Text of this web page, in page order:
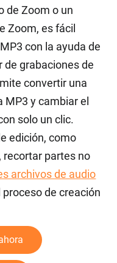
de Zoom o un
Zoom, es fácil
con la ayuda de
de grabaciones de
convertir una
MP3 y cambiar el
solo un clic.
edición, como
recortar partes no
archivos de audio
proceso de creación